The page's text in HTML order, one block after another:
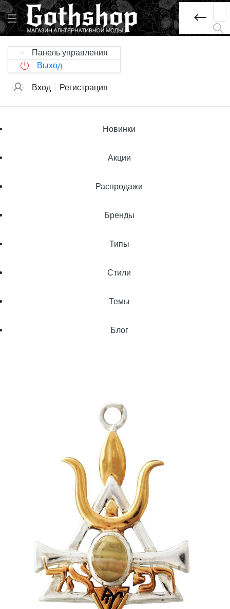
Панель управления
Выход
Вход Регистрация
Новинки
Акции
Распродажи
Бренды
Типы
Стили
Темы
Блог